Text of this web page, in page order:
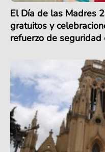
El Día de las Madres
gratuitos y
refuerzo de seguridad